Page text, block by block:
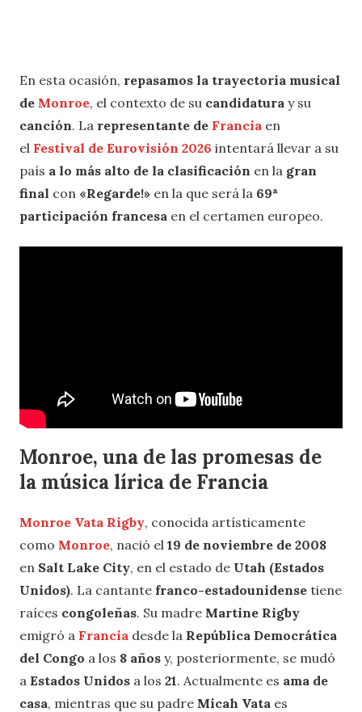
En esta ocasión, repasamos la trayectoria musical
de Monroe, el contexto de su candidatura y su
canción. La representante de Francia en
el Festival de Eurovisión 2026 intentará llevar a su
país a lo más alto de la clasificación en la gran
final con «Regarde!» en la que será la 69ª
participación francesa en el certamen europeo.
Monroe, una de las promesas de
la música lírica de Francia
Monroe Vata Rigby, conocida artísticamente
como Monroe, nació el 19 de noviembre de 2008
en Salt Lake City, en el estado de Utah (Estados
Unidos). La cantante franco-estadounidense tiene
raíces congoleñas. Su madre Martine Rigby
emigró a Francia desde la República Democrática
del Congo a los 8 años y, posteriormente, se mudó
a Estados Unidos a los 21. Actualmente es ama de
casa, mientras que su padre Micah Vata es